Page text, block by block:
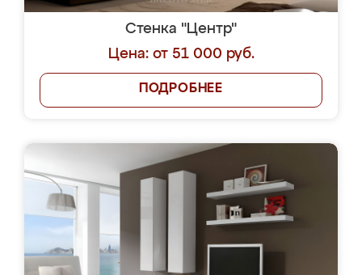
Стенка "Центр"
Цена: от 51 000 руб.
ПОДРОБНЕЕ